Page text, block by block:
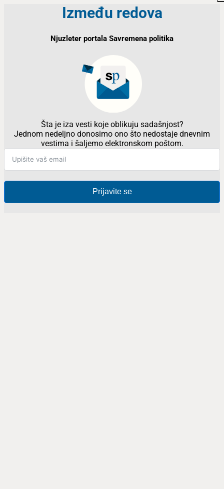
Između redova
Njuzleter portala Savremena politika
Šta je iza vesti koje oblikuju sadašnjost?
Jednom nedeljno donosimo ono što nedostaje dnevnim
vestima i šaljemo elektronskom poštom.
Prijavite se